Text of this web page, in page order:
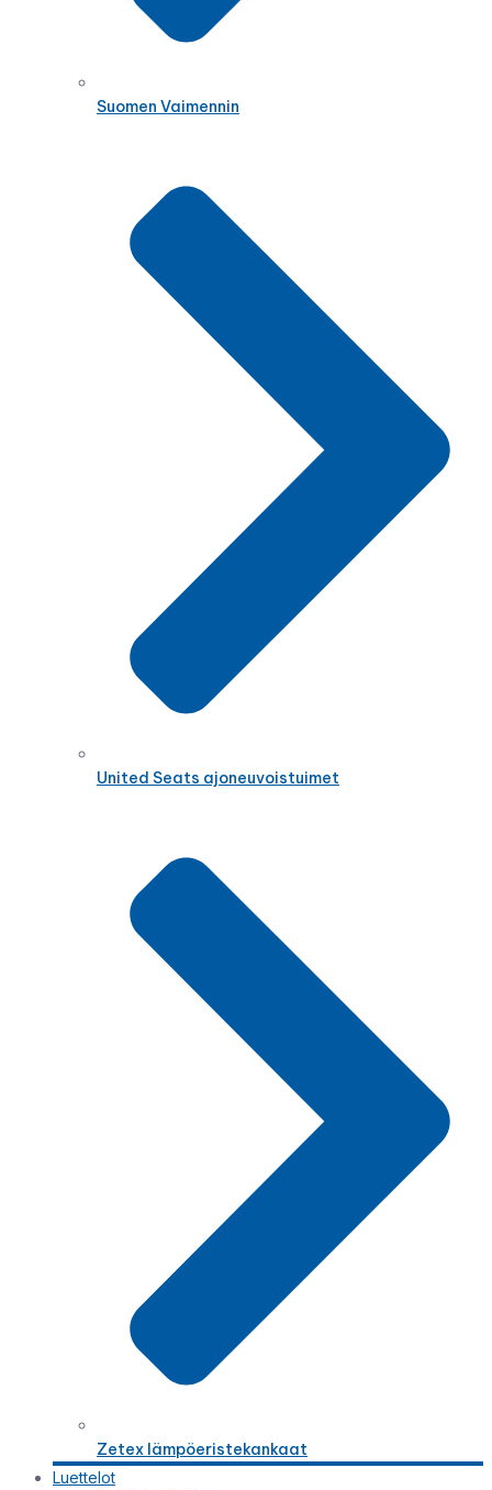
Suomen Vaimennin
United Seats ajoneuvoistuimet
Zetex lämpöeristekankaat
Luettelot